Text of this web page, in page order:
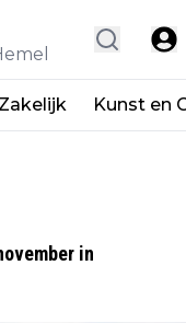
Zakelijk Kunst en
in